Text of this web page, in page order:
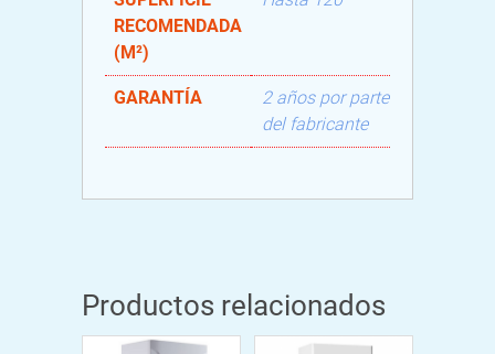
RECOMENDADA
(M²)
GARANTÍA
2 años por parte
del fabricante
Productos relacionados